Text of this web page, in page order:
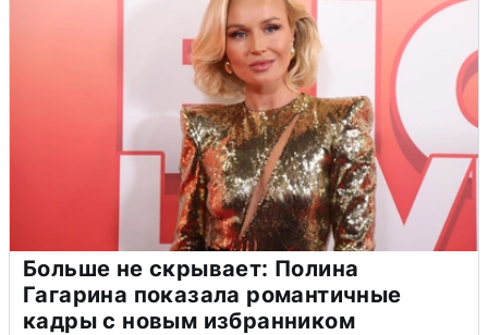
Больше не скрывает: Полина
Гагарина показала романтичные
кадры с новым избранником